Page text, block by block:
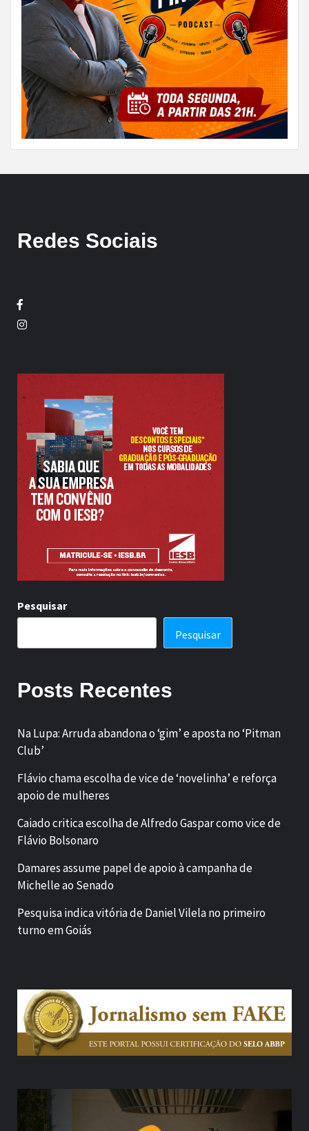
Redes Sociais
Facebook
Twitter
Pesquisar
Pesquisar
Posts Recentes
Na Lupa: Arruda abandona o ‘gim’ e aposta no ‘Pitman
Club’
Flávio chama escolha de vice de ‘novelinha’ e reforça
apoio de mulheres
Caiado critica escolha de Alfredo Gaspar como vice de
Flávio Bolsonaro
Damares assume papel de apoio à campanha de
Michelle ao Senado
Pesquisa indica vitória de Daniel Vilela no primeiro
turno em Goiás